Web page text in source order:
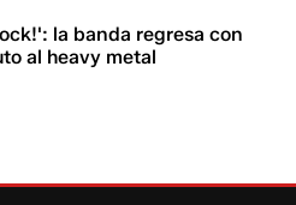
la banda regresa con
al heavy metal